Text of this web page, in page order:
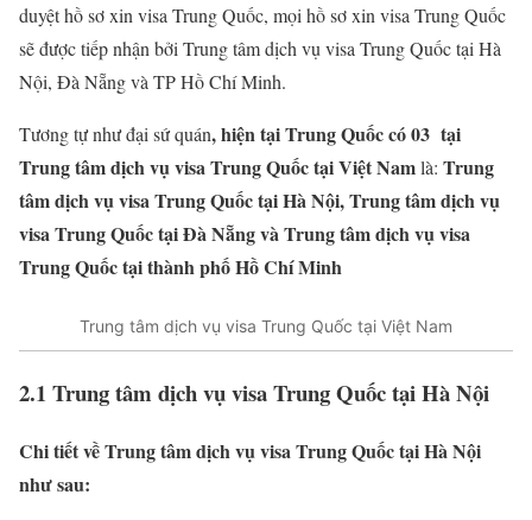
duyệt hồ sơ xin visa Trung Quốc, mọi hồ sơ xin visa Trung Quốc
sẽ được tiếp nhận bởi Trung tâm dịch vụ visa Trung Quốc tại Hà
Nội, Đà Nẵng và TP Hồ Chí Minh.
Tương tự như đại sứ quán, hiện tại Trung Quốc có 03 tại
Trung tâm dịch vụ visa Trung Quốc tại Việt Namlà: Trung
tâm dịch vụ visa Trung Quốc tại Hà Nội, Trung tâm dịch vụ
visa Trung Quốc tại Đà Nẵng và Trung tâm dịch vụ visa
Trung Quốc tại thành phố Hồ Chí Minh
Trung tâm dịch vụ visa Trung Quốc tại Việt Nam
2.1 Trung tâm dịch vụ visa Trung Quốc tại Hà Nội
Chi tiết về Trung tâm dịch vụ visa Trung Quốc tại Hà Nội
như sau: